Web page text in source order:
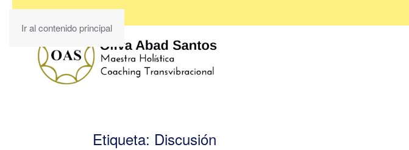
Ir al contenido principal
Etiqueta: Discusión